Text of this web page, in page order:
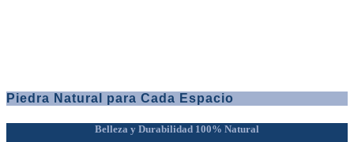
Piedra Natural para Cada Espacio
Belleza y Durabilidad 100% Natural